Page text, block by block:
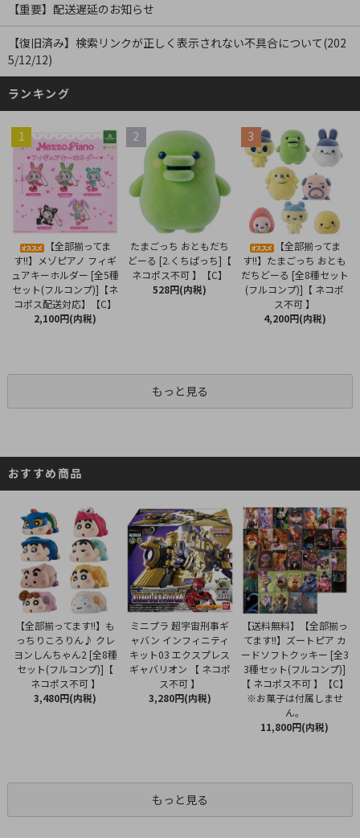
【重要】配送遅延のお知らせ
【復旧済み】検索リンクが正しく表示されない不具合について(202
5/12/12)
ランキング
1
【全部揃ってま
す!!】メゾピアノ フィギ
ュアキーホルダー [全5種
セット(フルコンプ)]【ネ
コポス配送対応】【C】
2,100円(内税)
2
たまごっち おともだち
どーる [2.くちぱっち]【
ネコポス不可 】【C】
528円(内税)
3
【全部揃ってま
す!!】たまごっち おとも
だちどーる [全8種セット
(フルコンプ)]【 ネコポ
ス不可 】
4,200円(内税)
もっと見る
おすすめ商品
【全部揃ってます!!】も
っちりころりん♪ クレ
ヨンしんちゃん2 [全8種
セット(フルコンプ)]【
ネコポス不可 】
3,480円(内税)
ミニプラ 超宇宙刑事ギ
ャバン インフィニティ
キット03 エクスプレス
ギャバリオン 【 ネコポ
ス不可 】
3,280円(内税)
【送料無料】【全部揃っ
てます!!】ズートピア カ
ードソフトクッキー [全3
3種セット(フルコンプ)]
【 ネコポス不可 】【C】
※お菓子は付属しませ
ん。
11,800円(内税)
もっと見る